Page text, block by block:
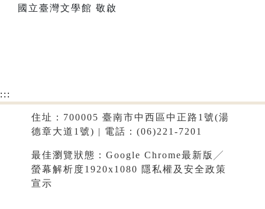
國立臺灣文學館 敬啟
:::
住址：700005 臺南市中西區中正路1號(湯
德章大道1號) | 電話：(06)221-7201
最佳瀏覽狀態：Google Chrome最新版╱
螢幕解析度1920x1080 隱私權及安全政策
宣示